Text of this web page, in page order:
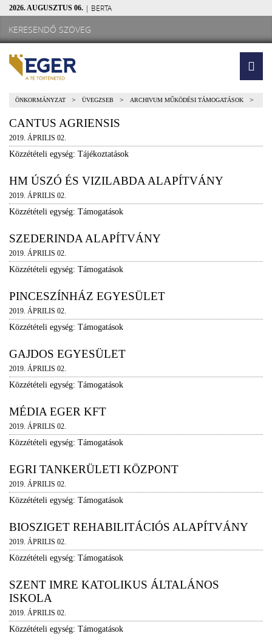
2026. AUGUSZTUS 06. | BERTA
ÖNKORMÁNYZAT > ÜVEGZSEB > ARCHIVUM MŰKÖDÉSI TÁMOGATÁSOK >
CANTUS AGRIENSIS
2019. ÁPRILIS 02.
Közzétételi egység: Tájékoztatások
HM ÚSZÓ ÉS VIZILABDA ALAPÍTVÁNY
2019. ÁPRILIS 02.
Közzétételi egység: Támogatások
SZEDERINDA ALAPÍTVÁNY
2019. ÁPRILIS 02.
Közzétételi egység: Támogatások
PINCESZÍNHÁZ EGYESÜLET
2019. ÁPRILIS 02.
Közzétételi egység: Támogatások
GAJDOS EGYESÜLET
2019. ÁPRILIS 02.
Közzétételi egység: Támogatások
MÉDIA EGER KFT
2019. ÁPRILIS 02.
Közzétételi egység: Támogatások
EGRI TANKERÜLETI KÖZPONT
2019. ÁPRILIS 02.
Közzétételi egység: Támogatások
BIOSZIGET REHABILITÁCIÓS ALAPÍTVÁNY
2019. ÁPRILIS 02.
Közzétételi egység: Támogatások
SZENT IMRE KATOLIKUS ÁLTALÁNOS
ISKOLA
2019. ÁPRILIS 02.
Közzétételi egység: Támogatások